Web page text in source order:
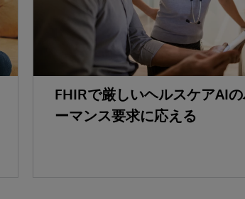
FHIRで厳しいヘルスケアAI
ーマンス要求に応える